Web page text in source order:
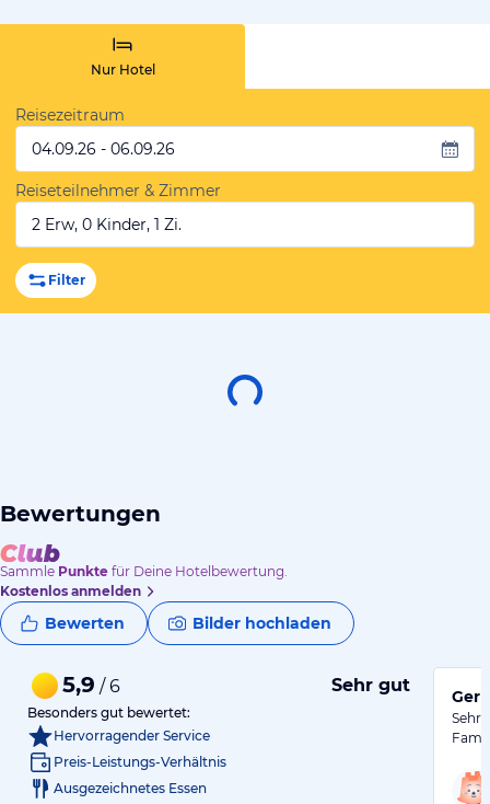
Nur Hotel
Reisezeitraum
04.09.26 - 06.09.26
Reiseteilnehmer & Zimmer
2 Erw, 0 Kinder, 1 Zi.
Filter
Bewertungen
Sammle Punkte für Deine Hotelbewertung.
Kostenlos anmelden
Bewerten Bilder hochladen
5,9 / 6 Sehr gut
Besonders gut bewertet:
Hervorragender Service
Preis-Leistungs-Verhältnis
Ausgezeichnetes Essen
Sehr